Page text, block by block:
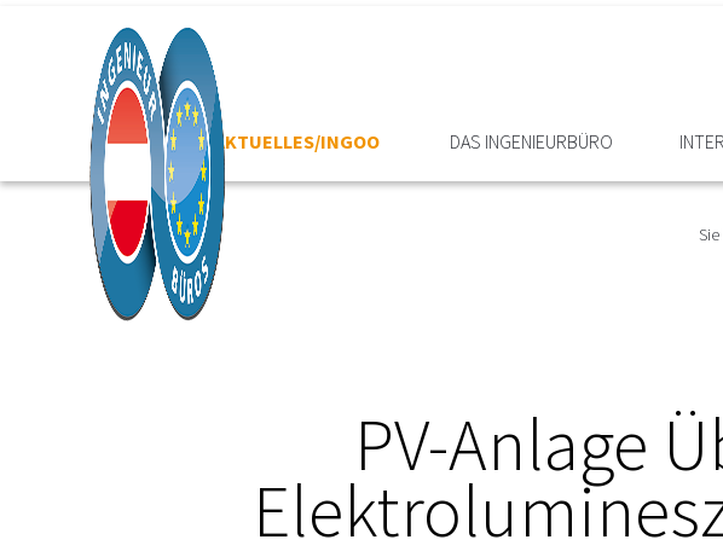
HOME AKTUELLES/INGOO DAS INGENIEURBÜRO
PV-Anlage